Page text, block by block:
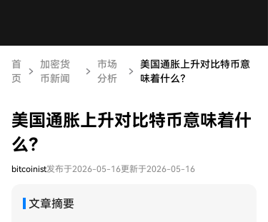
首
页
加密货
币新闻
市场
分析
美国通胀上升对比特币意
味着什么？
美国通胀上升对比特币意味着什
么？
bitcoinist发布于2026-05-16更新于2026-05-16
文章摘要